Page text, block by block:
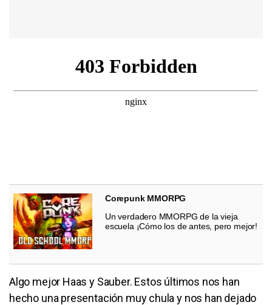
Corepunk MMORPG
Un verdadero MMORPG de la vieja
escuela ¡Cómo los de antes, pero mejor!
Algo mejor Haas y Sauber. Estos últimos nos han
hecho una presentación muy chula y nos han dejado